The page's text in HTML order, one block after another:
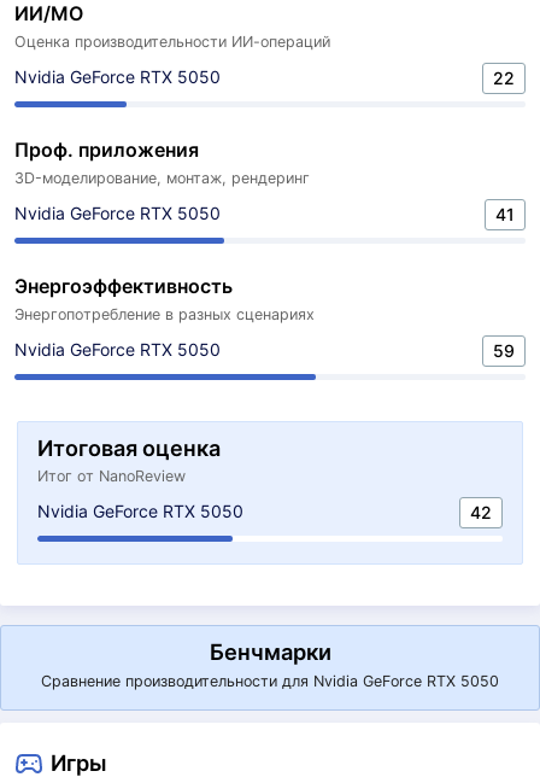
ИИ/МО
Оценка производительности ИИ-операций
Nvidia GeForce RTX 5050 22
Проф. приложения
3D-моделирование, монтаж, рендеринг
Nvidia GeForce RTX 5050 41
Энергоэффективность
Энергопотребление в разных сценариях
Nvidia GeForce RTX 5050 59
Итоговая оценка
Итог от NanoReview
Nvidia GeForce RTX 5050 42
Бенчмарки
Сравнение производительности для Nvidia GeForce RTX 5050
Игры